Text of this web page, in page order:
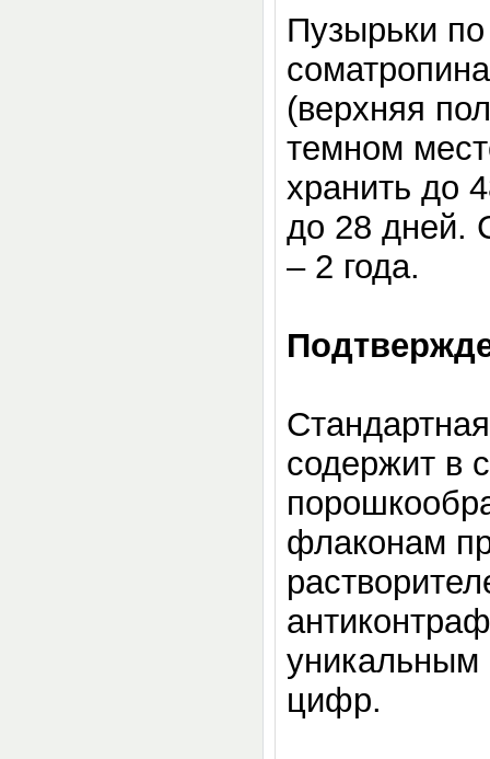
Пузырьки
(верхняя
темном
хранить до
до 28 дней.
– 2 года.
содержит в
флаконам
уникальным
цифр.